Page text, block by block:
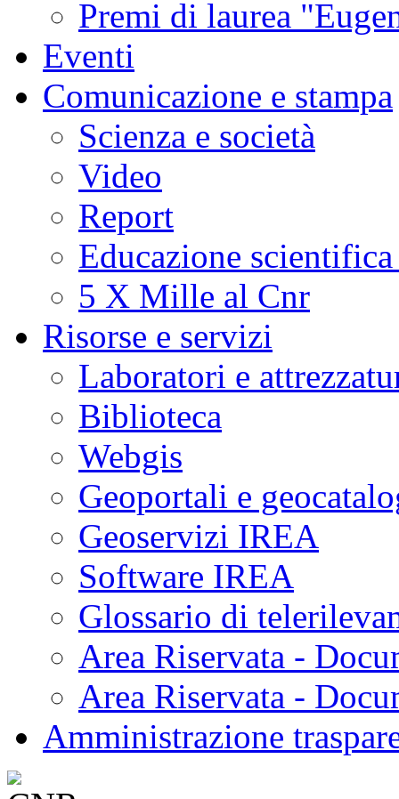
Premi di laurea
Eventi
Comunicazione e stampa
Scienza e società
Video
Report
Educazione
5 X Mille al Cnr
Risorse e servizi
Laboratori e
Biblioteca
Webgis
Geoportali e
Geoservizi IREA
Software IREA
Glossario di
Area Riservata -
Area Riservata -
Amministrazione